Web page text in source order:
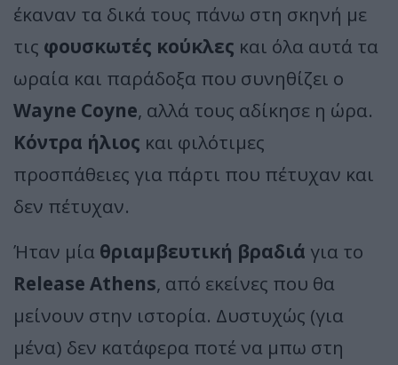
έκαναν τα δικά τους πάνω στη σκηνή με
τις φουσκωτές κούκλες και όλα αυτά τα
ωραία και παράδοξα που συνηθίζει ο
Wayne Coyne, αλλά τους αδίκησε η ώρα.
Κόντρα ήλιος και φιλότιμες
προσπάθειες για πάρτι που πέτυχαν και
δεν πέτυχαν.
Ήταν μία θριαμβευτική βραδιά για το
Release Athens, από εκείνες που θα
μείνουν στην ιστορία. Δυστυχώς (για
μένα) δεν κατάφερα ποτέ να μπω στη